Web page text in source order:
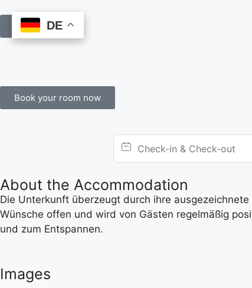
Book Online
Book your room now
About the Accommodation
Die Unterkunft überzeugt durch ihre
Wünsche offen und wird von Gästen regelmäßig
und zum Entspannen.
Images
DE
DE